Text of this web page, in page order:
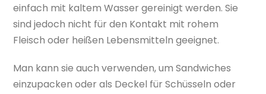
einfach mit kaltem Wasser gereinigt werden. Sie
sind jedoch nicht für den Kontakt mit rohem
Fleisch oder heißen Lebensmitteln geeignet.
Man kann sie auch verwenden, um Sandwiches
einzupacken oder als Deckel für Schüsseln oder